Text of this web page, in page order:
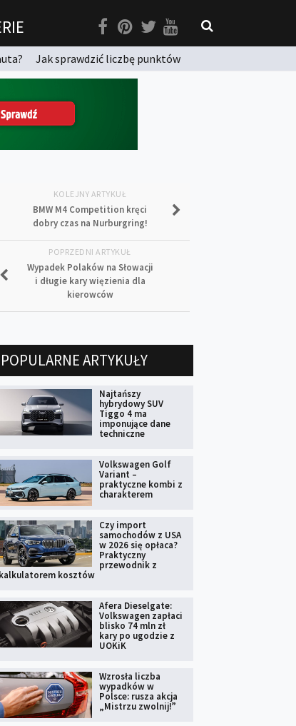
Jak sprawdzić liczbę punktów
KOLEJNY ARTYKUŁ
BMW M4 Competition kręci
dobry czas na Nurburgring!
POPRZEDNI ARTYKUŁ
Wypadek Polaków na Słowacji
i długie kary więzienia dla
kierowców
POPULARNE ARTYKUŁY
Najtańszy
hybrydowy SUV
Tiggo 4 ma
imponujące dane
techniczne
Volkswagen Golf
Variant –
praktyczne kombi z
charakterem
Czy import
samochodów z USA
w 2026 się opłaca?
Praktyczny
przewodnik z
kalkulatorem kosztów
Afera Dieselgate:
Volkswagen zapłaci
blisko 74 mln zł
kary po ugodzie z
UOKiK
Wzrosła liczba
wypadków w
Polsce: rusza akcja
„Mistrzu zwolnij!”